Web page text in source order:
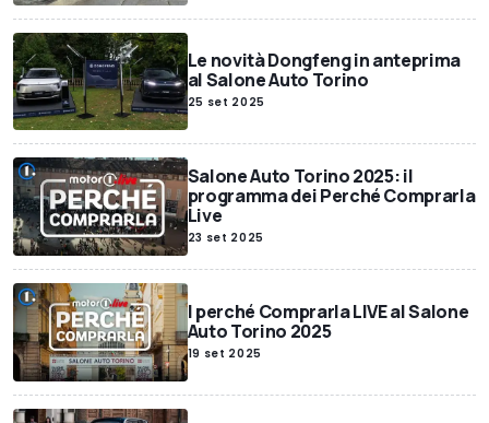
Le novità Dongfeng in anteprima
al Salone Auto Torino
25 set 2025
Salone Auto Torino 2025: il
programma dei Perché Comprarla
Live
23 set 2025
I perché Comprarla LIVE al Salone
Auto Torino 2025
19 set 2025